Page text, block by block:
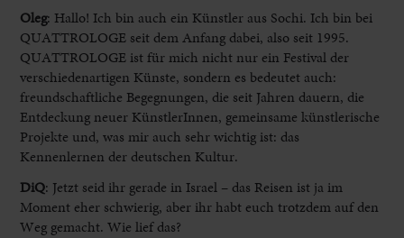
Oleg: Hallo! Ich bin auch ein Künstler aus Sochi. Ich bin bei
QUATTROLOGE seit dem Anfang dabei, also seit 1995.
QUATTROLOGE ist für mich nicht nur ein Festival der
verschiedenartigen Künste, sondern es bedeutet auch:
freundschaftliche Begegnungen, die seit Jahren dauern, die
Entdeckung neuer KünstlerInnen, gemeinsame künstlerische
Projekte und, was mir auch sehr wichtig ist: das
Kennenlernen der deutschen Kultur.
DiQ: Jetzt seid ihr gerade in Israel – das Reisen ist ja im
Moment eher schwierig, aber ihr habt euch trotzdem auf den
Weg gemacht. Wie lief das?